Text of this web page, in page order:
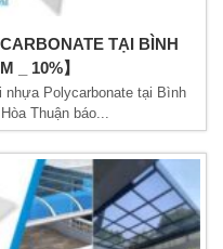
TẠI BÌNH
_ 10%】
nhựa Polycarbonate tại Bình
Thuận báo...